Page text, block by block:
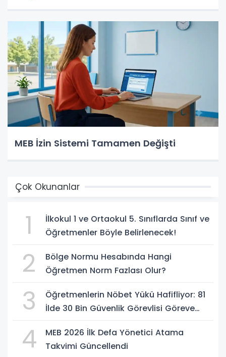
MEB İzin Sistemi Tamamen Değişti
Çok Okunanlar
1
İlkokul 1 ve Ortaokul 5. Sınıflarda Sınıf ve
Öğretmenler Böyle Belirlenecek!
2
Bölge Normu Hesabında Hangi
Öğretmen Norm Fazlası Olur?
3
Öğretmenlerin Nöbet Yükü Hafifliyor: 81
İlde 30 Bin Güvenlik Görevlisi Göreve
4
MEB 2026 İlk Defa Yönetici Atama
Takvimi Güncellendi